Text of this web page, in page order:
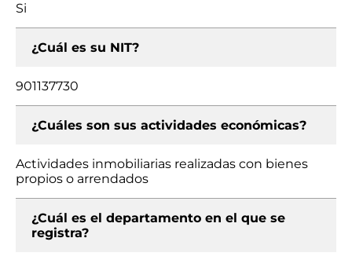
Si
¿Cuál es su NIT?
901137730
¿Cuáles son sus actividades económicas?
Actividades inmobiliarias realizadas con bienes
propios o arrendados
¿Cuál es el departamento en el que se
registra?